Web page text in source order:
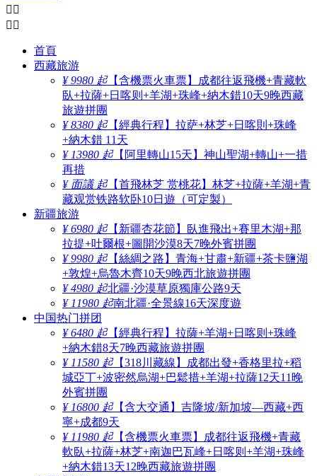
 
 
首頁
西藏旅游
¥ 9980 起【含機票火車票】成都往返飛機+青藏軟
臥+拉薩+日喀则+羊湖+珠峰+納木錯10天9晚西藏
旅遊拼團
¥ 8380 起【經典行程】拉萨+林芝+日喀則+珠峰
+納木錯 11天
¥ 13980 起【阿里轉山15天】神山聖湖+轉山+一措
再措
¥ 面議 起【首飛林芝 赏桃花】林芝+拉薩+羊湖+青
藏观赏铁路软卧10日遊（可定製）
新疆旅游
¥ 6980 起【新疆杏花節】臥進飛出+賽里木湖+那
拉提+吐爾根+圖開沙漠8天7晚外賓拼團
¥ 9980 起【絲綢之路】青海+甘肅+新疆+茶卡鹽湖
+敦煌+烏魯木齊10天9晚西北旅遊拼團
¥ 4980 起北疆·沙漠草原獨庫公路9天
¥ 11980 起南北疆·全景線16天深度遊
中国热门拼团
¥ 6480 起【經典行程】拉薩+羊湖+日喀则+珠峰
+納木錯8天7晚西藏旅遊拼團
¥ 11580 起【318川藏線】成都出發+香格里拉+稻
城亞丁+波密然烏湖+巴鬆措+羊湖+拉薩12天11晚
外賓拼團
¥ 16800 起【含大交通】吉隆坡/新加坡—西藏+西
寧+成都9天
¥ 11980 起【含機票火車票】成都往返飛機+青藏
軟臥+拉薩+林芝+南迦巴瓦峰+日喀则+羊湖+珠峰
+納木錯13天12晚西藏旅遊拼團